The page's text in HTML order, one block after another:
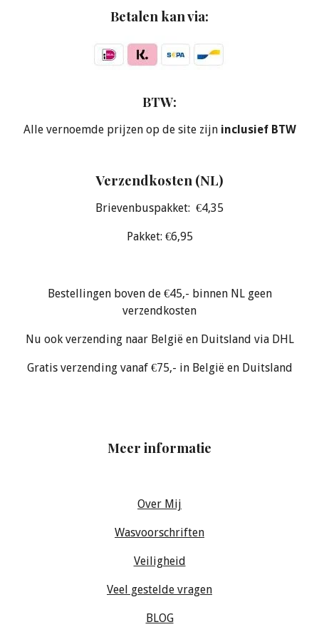
Betalen kan via:
BTW:
Alle vernoemde prijzen op de site zijn inclusief BTW
Verzendkosten (NL)
Brievenbuspakket: €4,35
Pakket: €6,95
Bestellingen boven de €45,- binnen NL geen
verzendkosten
Nu ook verzending naar België en Duitsland via DHL
Gratis verzending vanaf €75,- in België en Duitsland
Meer informatie
Over Mij
Wasvoorschriften
Veiligheid
Veel gestelde vragen
BLOG